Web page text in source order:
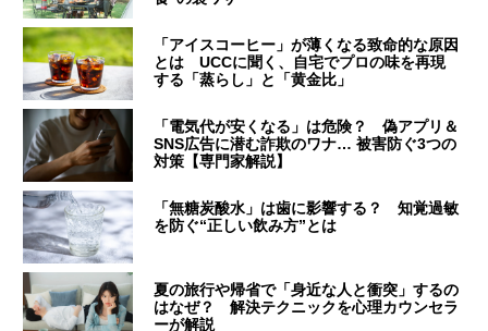
「アイスコーヒー」が薄くなる致命的な原因
とは UCCに聞く、自宅でプロの味を再現
する「蒸らし」と「黄金比」
「電気代が安くなる」は危険？ 偽アプリ＆
SNS広告に潜む詐欺のワナ… 被害防ぐ3つの
対策【専門家解説】
「無糖炭酸水」は歯に影響する？ 知覚過敏
を防ぐ“正しい飲み方”とは
夏の旅行や帰省で「身近な人と衝突」するの
はなぜ？ 解決テクニックを心理カウンセラ
ーが解説